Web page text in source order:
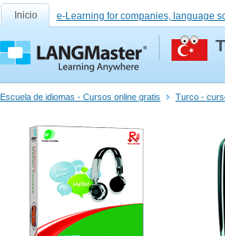
Inicio e-Learning for companies, language
Escuela de idiomas - Cursos online gratis Turco -